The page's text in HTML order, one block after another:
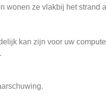
wonen ze vlakbij het strand
kan zijn voor uw